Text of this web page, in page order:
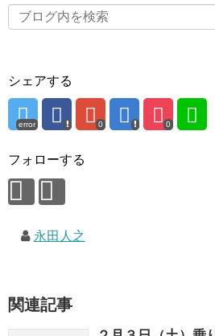
シェアする
error 0 0
フォローする
永田人之
関連記事